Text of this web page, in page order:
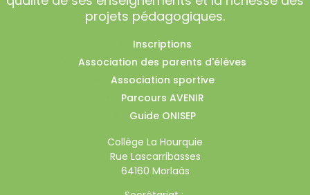
projets pédagogiques.
Inscriptions
Association des parents d'élèves
Association sportive
Parcours AVENIR
Guide ONISEP
Collège La Hourquie
Rue Lascarribasses
64160 Morlaàs